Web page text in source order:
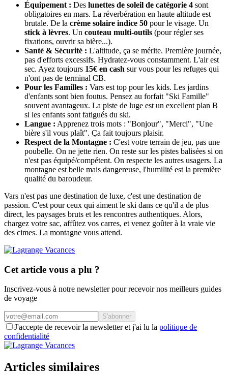
Équipement : Des lunettes de soleil de catégorie 4 sont
obligatoires en mars. La réverbération en haute altitude est
brutale. De la crème solaire indice 50 pour le visage. Un
stick à lèvres. Un couteau multi-outils (pour régler ses
fixations, ouvrir sa bière...).
Santé & Sécurité : L'altitude, ça se mérite. Première journée,
pas d'efforts excessifs. Hydratez-vous constamment. L'air est
sec. Ayez toujours 15€ en cash sur vous pour les refuges qui
n'ont pas de terminal CB.
Pour les Familles : Vars est top pour les kids. Les jardins
d'enfants sont bien foutus. Pensez au forfait "Ski Famille"
souvent avantageux. La piste de luge est un excellent plan B
si les enfants sont fatigués du ski.
Langue : Apprenez trois mots : "Bonjour", "Merci", "Une
bière s'il vous plaît". Ça fait toujours plaisir.
Respect de la Montagne : C'est votre terrain de jeu, pas une
poubelle. On ne jette rien. On reste sur les pistes balisées si on
n'est pas équipé/compétent. On respecte les autres usagers. La
montagne est belle mais dangereuse, l'humilité est la première
qualité du baroudeur.
Vars n'est pas une destination de luxe, c'est une destination de
passion. C'est pour ceux qui aiment le ski dans ce qu'il a de plus
direct, les paysages bruts et les rencontres authentiques. Alors,
chargez votre sac, affûtez vos carres, et venez goûter à la vraie vie
des cimes. La montagne vous attend.
Cet article vous a plu ?
Inscrivez-vous à notre newsletter pour recevoir nos meilleurs guides
de voyage
S'abonner
J'accepte de recevoir la newsletter et j'ai lu la politique de
confidentialité
Articles similaires